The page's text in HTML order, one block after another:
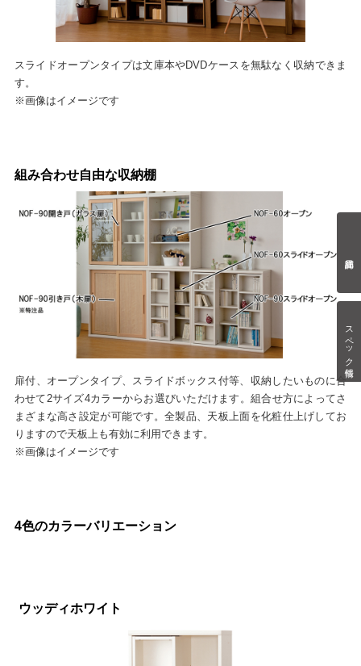
スペック情報
スライドオープンタイプは文庫本やDVDケースを無駄なく収納できま
す。
※画像はイメージです
組み合わせ自由な収納棚
扉付、オープンタイプ、スライドボックス付等、収納したいものに合
わせて2サイズ4カラーからお選びいただけます。組合せ方によってさ
まざまな高さ設定が可能です。全製品、天板上面を化粧仕上げしてお
りますので天板上も有効に利用できます。
※画像はイメージです
4色のカラーバリエーション
ウッディホワイト